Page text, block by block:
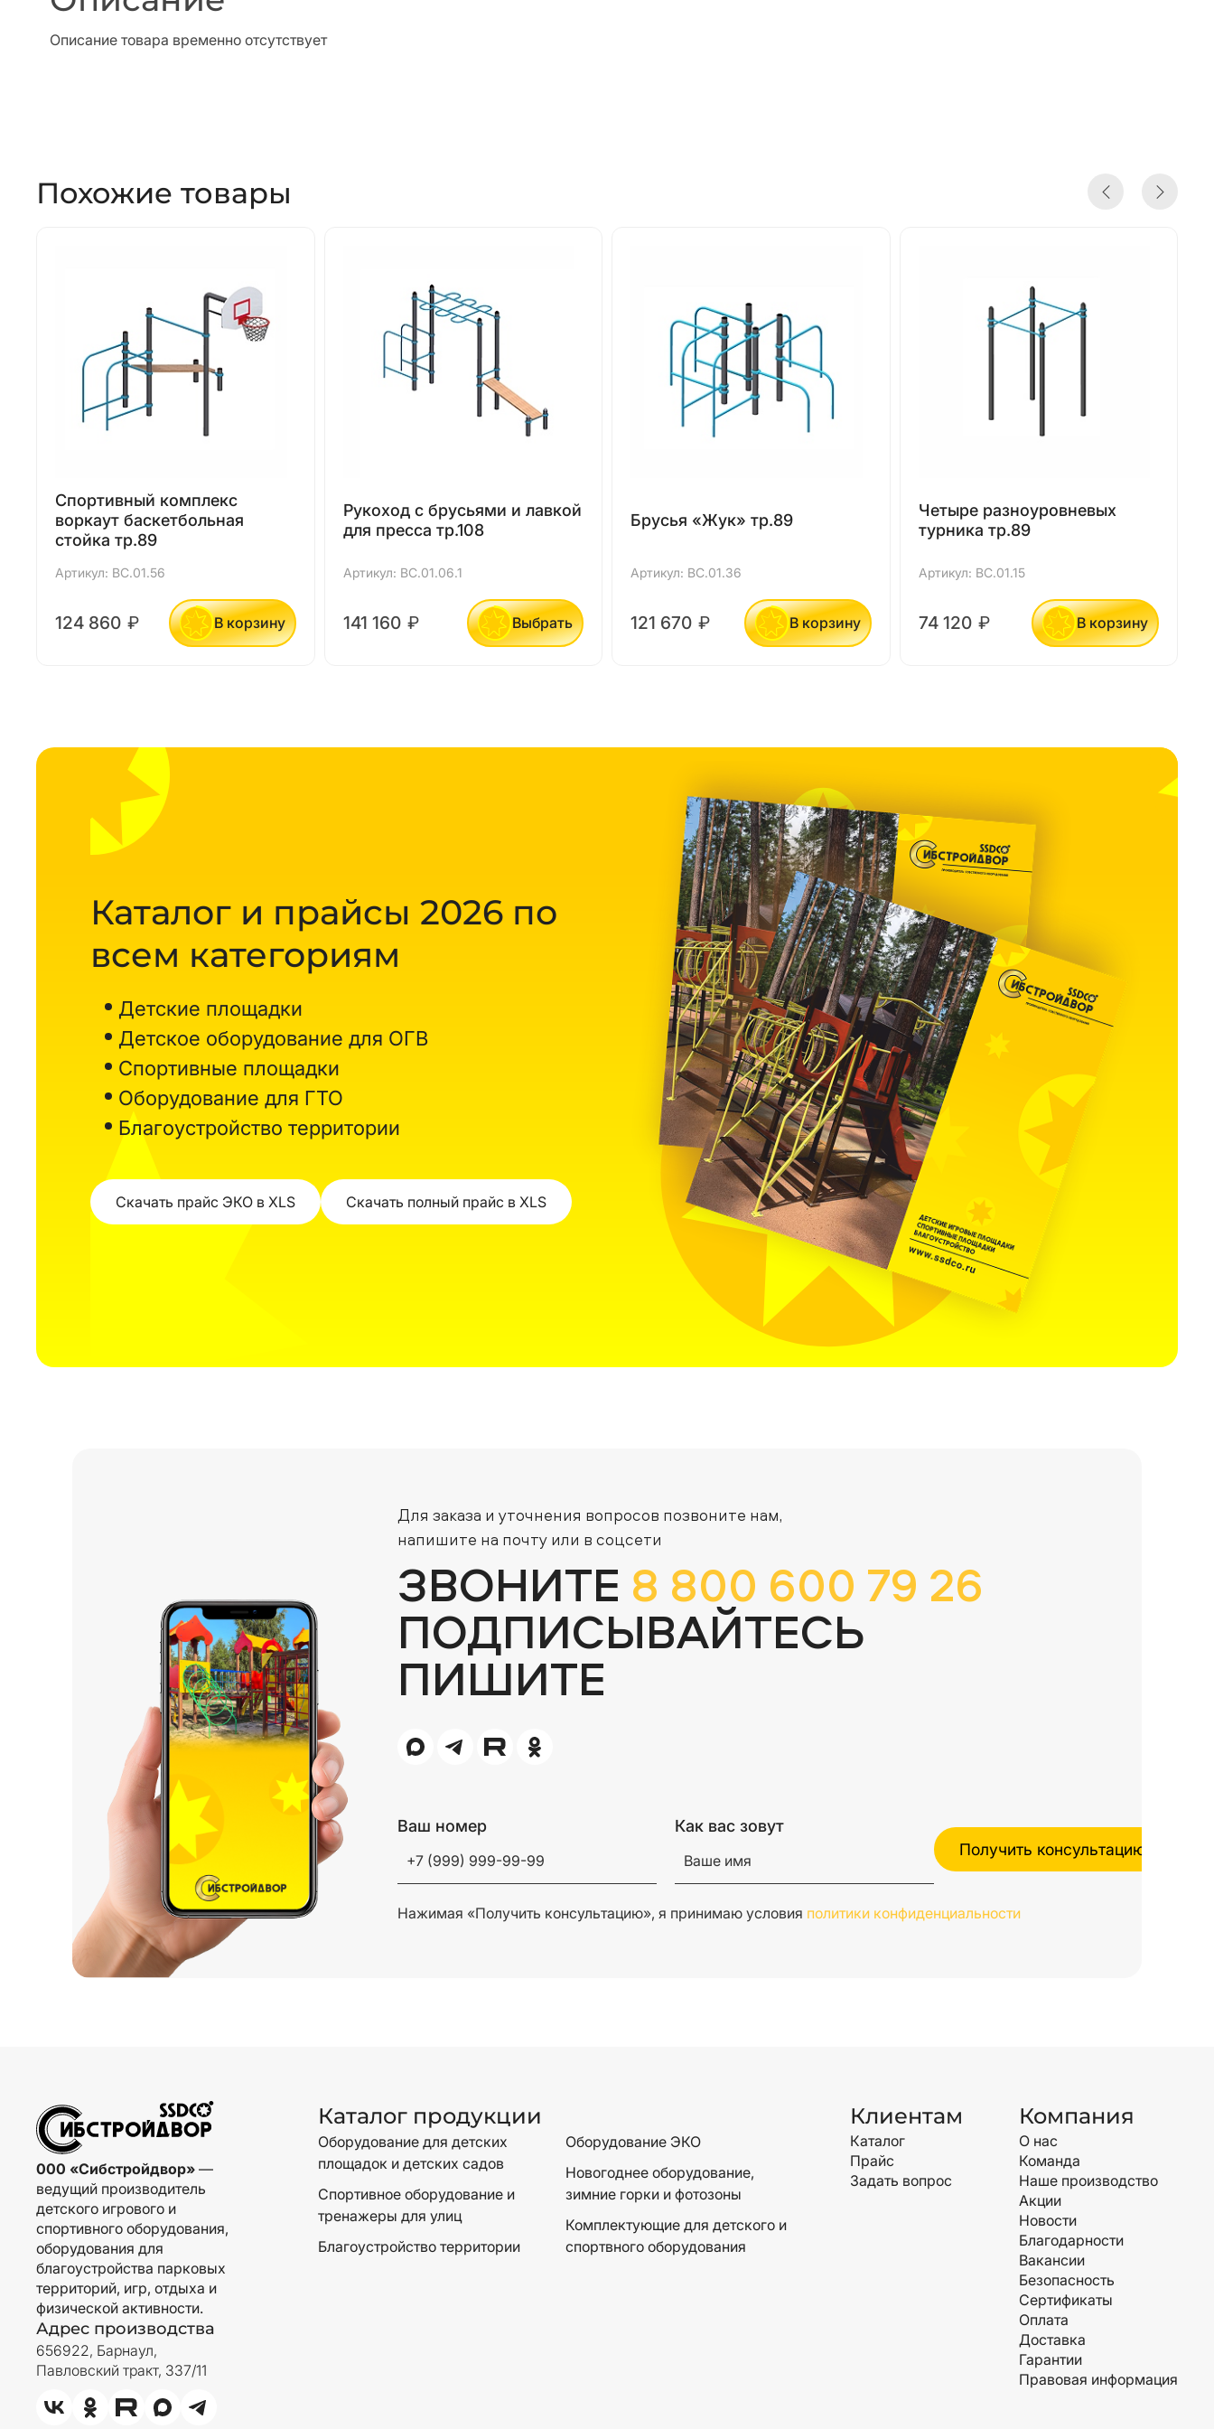
Описание товара временно отсутствует
Похожие товары
Спортивный комплекс
воркаут баскетбольная
стойка тр.89
Артикул: ВС.01.56
124 860 ₽ В корзину
Рукоход с брусьями и лавкой
для пресса тр.108
Артикул: ВС.01.06.1
141 160 ₽ Выбрать
Брусья «Жук» тр.89
Артикул: ВС.01.36
121 670 ₽ В корзину
Четыре разноуровневых
турника тр.89
Артикул: ВС.01.15
74 120 ₽ В корзину
Каталог и прайсы 2026 по
всем категориям
Детские площадки
Детское оборудование для ОГВ
Спортивные площадки
Оборудование для ГТО
Благоустройство территории
Скачать прайс ЭКО в XLS Скачать полный прайс в XLS
Для заказа и уточнения вопросов позвоните нам,
напишите на почту или в соцсети
ЗВОНИТЕ 8 800 600 79 26
ПОДПИСЫВАЙТЕСЬ
ПИШИТЕ
Ваш номер Как вас зовут
Нажимая «Получить консультацию», я принимаю условия политики конфиденциальности
000 «Сибстройдвор» —
ведущий производитель
детского игрового и
спортивного оборудования,
оборудования для
благоустройства парковых
территорий, игр, отдыха и
физической активности.
Адрес производства
656922, Барнаул,
Павловский тракт, 337/11
Каталог продукции
Оборудование для детских
площадок и детских садов
Спортивное оборудование и
тренажеры для улиц
Благоустройство территории
Оборудование ЭКО
Новогоднее оборудование,
зимние горки и фотозоны
Комплектующие для детского и
спортвного оборудования
Клиентам
Каталог
Прайс
Задать вопрос
Компания
О нас
Команда
Наше производство
Акции
Новости
Благодарности
Вакансии
Безопасность
Сертификаты
Оплата
Доставка
Гарантии
Правовая информация